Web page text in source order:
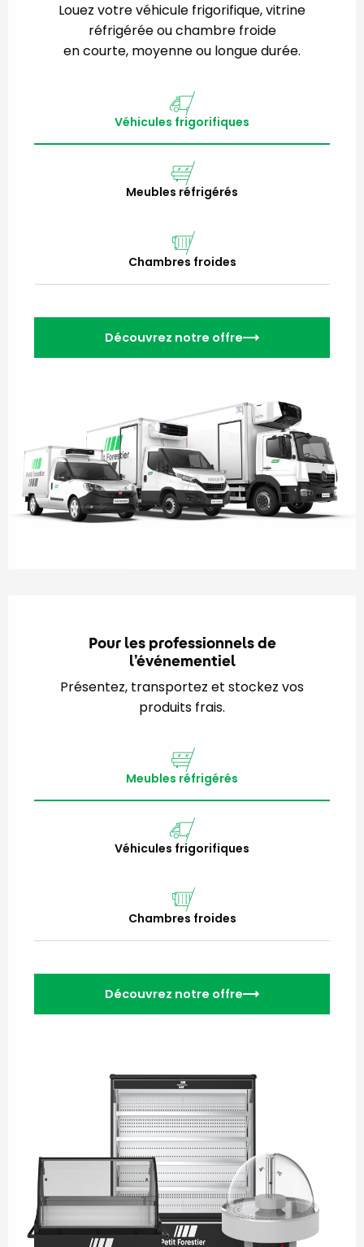
Louez votre véhicule frigorifique, vitrine
réfrigérée ou chambre froide
en courte, moyenne ou longue durée.
Véhicules frigorifiques
Meubles réfrigérés
Chambres froides
Découvrez notre offre
Pour les professionnels de
l’événementiel
Présentez, transportez et stockez vos
produits frais.
Meubles réfrigérés
Véhicules frigorifiques
Chambres froides
Découvrez notre offre